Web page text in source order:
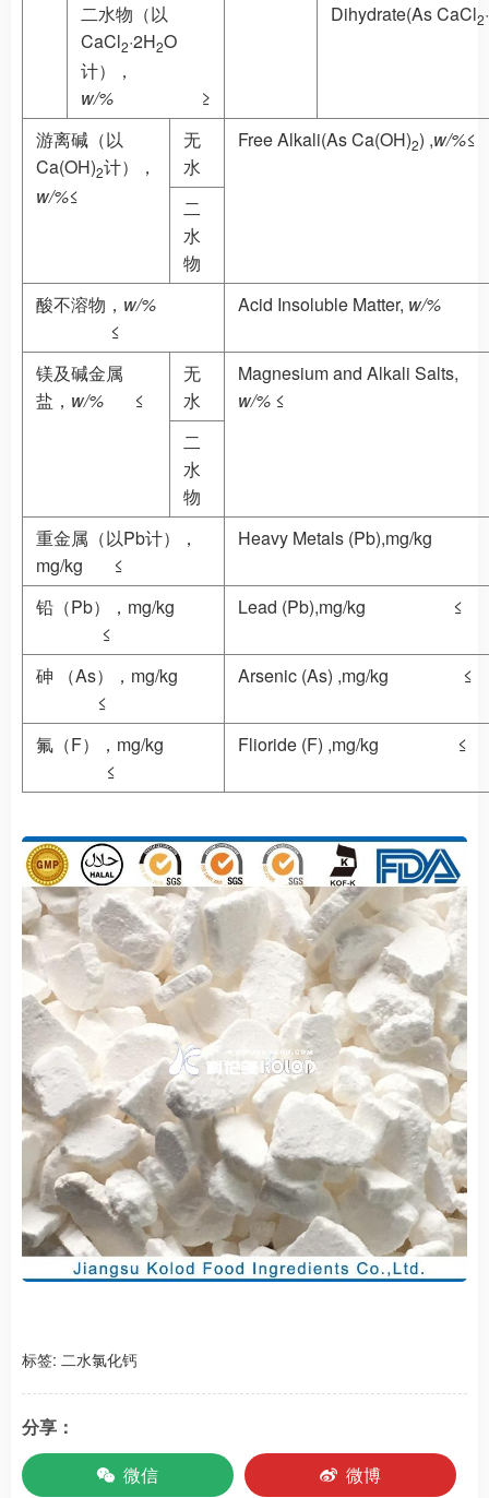
二水物（以
CaCl2·2H2O
计），
w/%
≥
Dihydrate(As CaCl2
游离碱（以
Ca(OH)2计），
w/%≤
无
水
Free Alkali(As Ca(OH)2) ,w/%≤
二
水
物
酸不溶物， w/%
≤
Acid Insoluble Matter, w/
镁及碱金属
盐， w/% ≤
无
水
Magnesium and Alkali Salts,
w/% ≤
二
水
物
重金属（以Pb计），
mg/kg ≤
Heavy Metals (Pb),mg/kg
铅（Pb），mg/kg
≤
Lead (Pb),mg/kg ≤
砷 （As），mg/kg
≤
Arsenic (As) ,mg/kg ≤
氟（F），mg/kg
≤
Flioride (F) ,mg/kg ≤
标签: 二水氯化钙
分享：
微信
微博